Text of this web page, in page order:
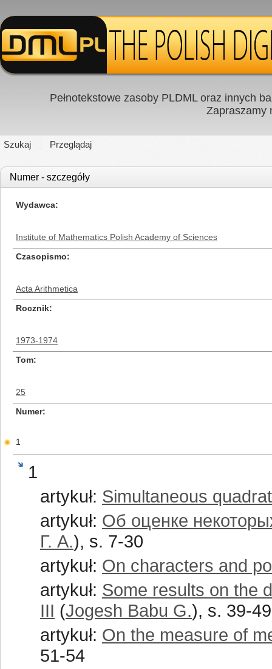
Pełnotekstowe zasoby PLDML oraz innych
Zapraszamy
Szukaj Przeglądaj
Numer - szczegóły
Wydawca
Institute of Mathematics Polish Academy of Sciences
Czasopismo
Acta Arithmetica
Rocznik
1973-1974
Tom
25
Numer
1
1
artykuł: Simultaneous
artykuł: Об оценке
Г. А.), s. 7-30
artykuł: On characters and
artykuł: Some results on the
III (Jogesh Babu G.), s. 39-49
artykuł: On the measure of
51-54